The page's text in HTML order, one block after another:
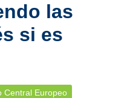
las
si es
Central Europeo